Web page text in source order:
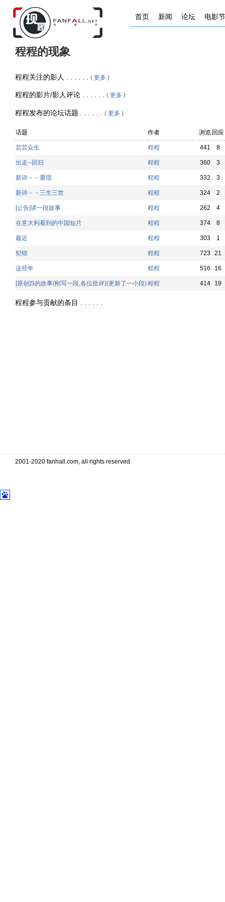
首页 新闻 论坛 电影节
程程的现象
程程关注的影人 . . . . . . ( 更多 )
程程的影片/影人评论 . . . . . . ( 更多 )
程程发布的论坛话题 . . . . . . ( 更多 )
话题 作者 浏览 回应
芸芸众生 程程 441 8
出走--回归 程程 360 3
新诗－－重现 程程 332 3
新诗－－三生三世 程程 324 2
[公告]讲一段故事 程程 262 4
在意大利看到的中国短片 程程 374 8
最近 程程 303 1
犯错 程程 723 21
这些年 程程 516 16
[原创]S的故事(刚写一段,各位批评)(更新了一小段)程程 414 19
程程参与贡献的条目 . . . . . .
2001-2020 fanhall.com, all rights reserved